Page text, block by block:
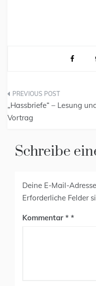
„Hassbriefe“ – Lesung
Vortrag
Schreibe
Deine E-Mail-
Erforderliche Felder
Kommentar *